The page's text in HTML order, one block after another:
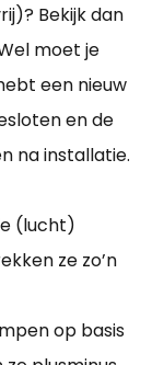
Bekijk dan
moet je
een nieuw
en de
na installatie.
(lucht)
ze zo’n
op basis